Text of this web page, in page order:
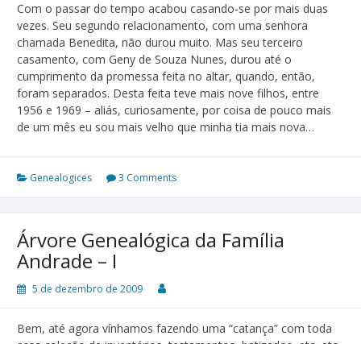
Com o passar do tempo acabou casando-se por mais duas
vezes. Seu segundo relacionamento, com uma senhora
chamada Benedita, não durou muito. Mas seu terceiro
casamento, com Geny de Souza Nunes, durou até o
cumprimento da promessa feita no altar, quando, então,
foram separados. Desta feita teve mais nove filhos, entre
1956 e 1969 – aliás, curiosamente, por coisa de pouco mais
de um mês eu sou mais velho que minha tia mais nova…
Genealogices 3 Comments
Árvore Genealógica da Família
Andrade – I
5 de dezembro de 2009
Bem, até agora vínhamos fazendo uma “catança” com toda